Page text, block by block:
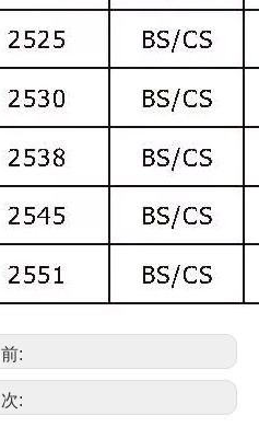
前:
次: